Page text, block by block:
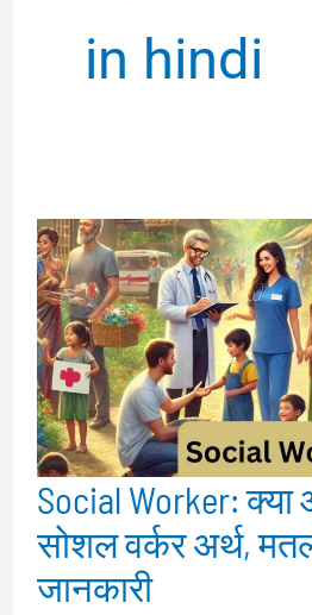
in hindi
Social Worker:
सोशल वर्कर अर्थ,
जानकारी